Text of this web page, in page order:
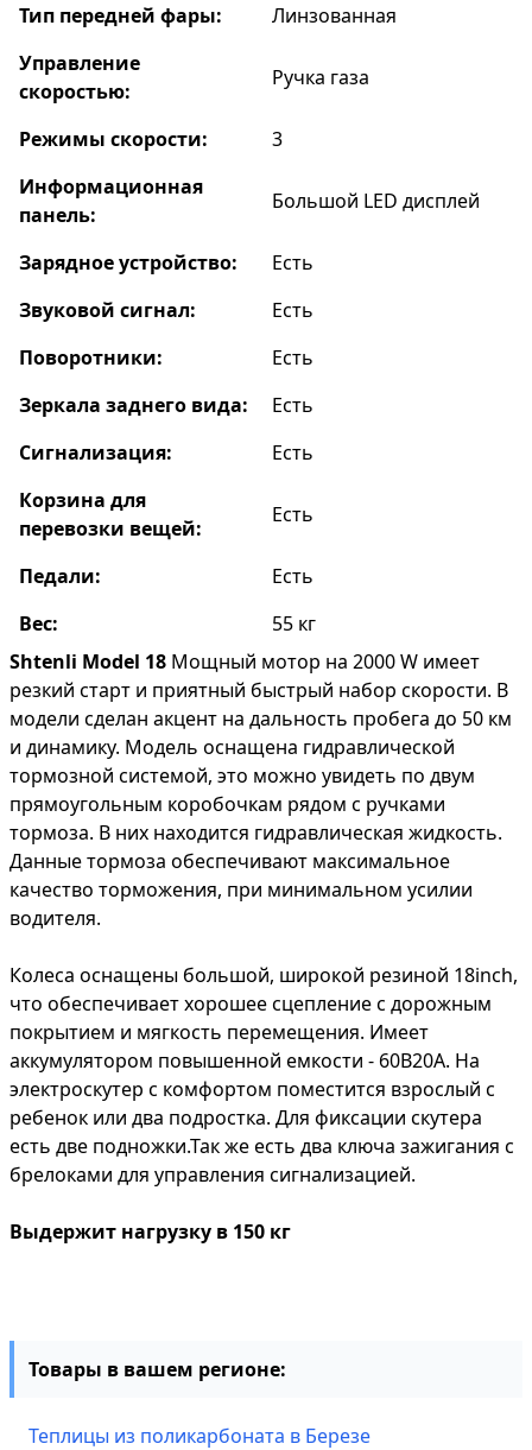
Тип передней фары:
Линзованная
Управление
скоростью:
Ручка газа
Режимы скорости:
3
Информационная
панель:
Большой LED дисплей
Зарядное устройство:
Есть
Звуковой сигнал:
Есть
Поворотники:
Есть
Зеркала заднего вида:
Есть
Сигнализация:
Есть
Корзина для
перевозки вещей:
Есть
Педали:
Есть
Вес:
55 кг
Shtenli Model 18 Мощный мотор на 2000 W имеет
резкий старт и приятный быстрый набор скорости. В
модели сделан акцент на дальность пробега до 50 км
и динамику. Модель оснащена гидравлической
тормозной системой, это можно увидеть по двум
прямоугольным коробочкам рядом с ручками
тормоза. В них находится гидравлическая жидкость.
Данные тормоза обеспечивают максимальное
качество торможения, при минимальном усилии
водителя.
Колеса оснащены большой, широкой резиной 18inch,
что обеспечивает хорошее сцепление с дорожным
покрытием и мягкость перемещения. Имеет
аккумулятором повышенной емкости - 60В20А. На
электроскутер с комфортом поместится взрослый с
ребенок или два подростка. Для фиксации скутера
есть две подножки.Так же есть два ключа зажигания с
брелоками для управления сигнализацией.
Выдержит нагрузку в 150 кг
Товары в вашем регионе:
Теплицы из поликарбоната в Березе